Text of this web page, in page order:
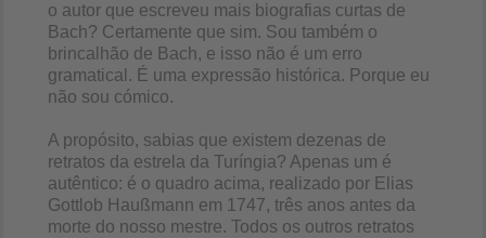
o autor que escreveu mais biografias curtas de
Bach? Certamente que sim. Sou também o
brincalhão de Bach, e isso não é um erro
gramatical. É uma expressão histórica. Porque eu
não sou cómico.
A propósito, sabias que existem dezenas de
retratos da estrela da Turíngia? Apenas um é
autêntico: é o quadro acima, realizado por Elias
Gottlob Haußmann em 1747, três anos antes da
morte do nosso mestre. Todos os outros retratos